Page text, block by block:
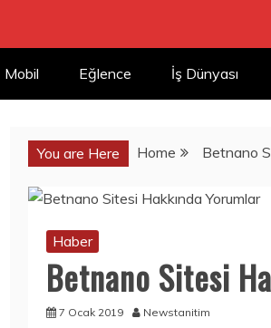
Mobil Eğlence İş Dünyası
You are Here Home Betnano
Haber
Betnano Sitesi
7 Ocak 2019 Newstanitim
BARGELLO 709
HANGI
PARFÜMÜN
MUADILI? KOKU
PROFILI